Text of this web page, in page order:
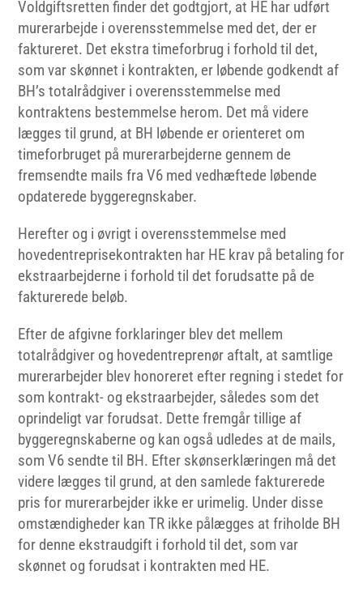
Voldgiftsretten finder det godtgjort, at HE har udført
murerarbejde i overensstemmelse med det, der er
faktureret. Det ekstra timeforbrug i forhold til det,
som var skønnet i kontrakten, er løbende godkendt af
BH’s totalrådgiver i overensstemmelse med
kontraktens bestemmelse herom. Det må videre
lægges til grund, at BH løbende er orienteret om
timeforbruget på murerarbejderne gennem de
fremsendte mails fra V6 med vedhæftede løbende
opdaterede byggeregnskaber.
Herefter og i øvrigt i overensstemmelse med
hovedentreprisekontrakten har HE krav på betaling for
ekstraarbejderne i forhold til det forudsatte på de
fakturerede beløb.
Efter de afgivne forklaringer blev det mellem
totalrådgiver og hovedentreprenør aftalt, at samtlige
murerarbejder blev honoreret efter regning i stedet for
som kontrakt- og ekstraarbejder, således som det
oprindeligt var forudsat. Dette fremgår tillige af
byggeregnskaberne og kan også udledes at de mails,
som V6 sendte til BH. Efter skønserklæringen må det
videre lægges til grund, at den samlede fakturerede
pris for murerarbejder ikke er urimelig. Under disse
omstændigheder kan TR ikke pålægges at friholde BH
for denne ekstraudgift i forhold til det, som var
skønnet og forudsat i kontrakten med HE.